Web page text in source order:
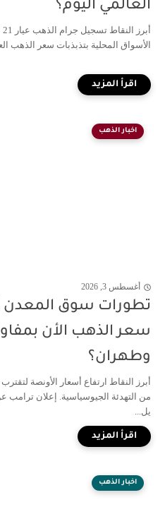
العالمي اليوم؟
الأسواق المحلية بتذبذبات سعر الذهب
اخبار الذهب
أغسطس 3, 2026
تطورات سوق المعدن
سعر الذهب الأن
وطهران؟
من التهدئة الجيوسياسية. إعلان
يل...
اخبار الذهب